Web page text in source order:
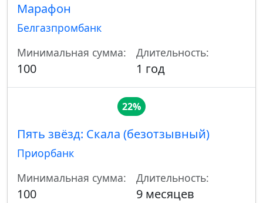
Марафон
Белгазпромбанк
Минимальная сумма:
100
Длительность:
1 год
22%
Пять звёзд: Скала (безотзывный)
Приорбанк
Минимальная сумма:
100
Длительность:
9 месяцев